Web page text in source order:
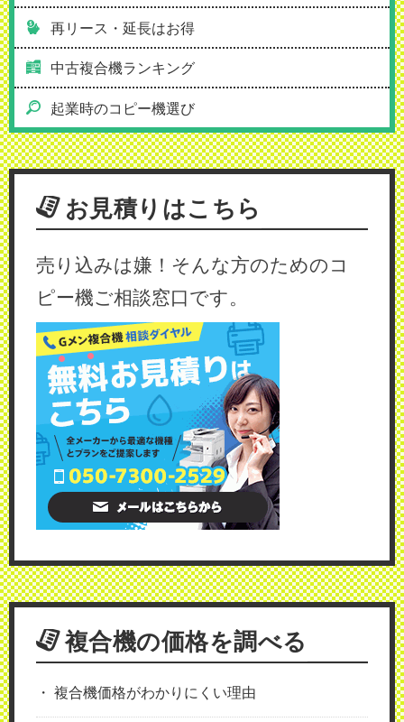
再リース・延長はお得
中古複合機ランキング
起業時のコピー機選び
お見積りはこちら
売り込みは嫌！そんな方のためのコ
ピー機ご相談窓口です。
複合機の価格を調べる
複合機価格がわかりにくい理由